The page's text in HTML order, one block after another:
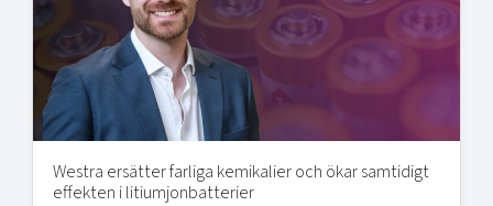
Westra ersätter farliga kemikalier och ökar samtidigt
effekten i litiumjonbatterier